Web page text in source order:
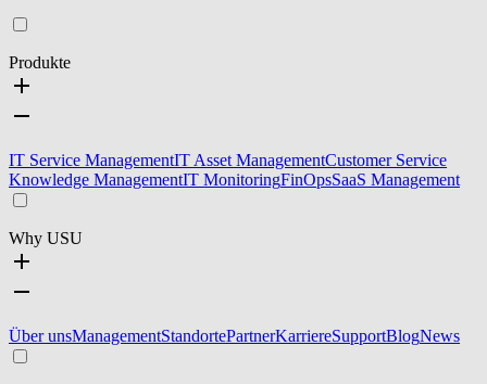
Produkte
IT Service ManagementIT Asset ManagementCustomer Service
Knowledge ManagementIT MonitoringFinOpsSaaS Management
Why USU
Über unsManagementStandortePartnerKarriereSupportBlogNews